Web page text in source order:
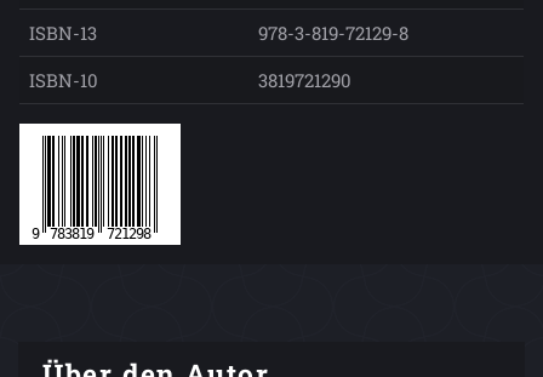
ISBN-13
978-3-819-72129-8
ISBN-10
3819721290